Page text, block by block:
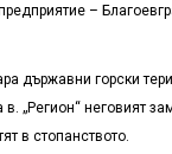
–
държавни горски
„Регион“ неговият
в стопанството.